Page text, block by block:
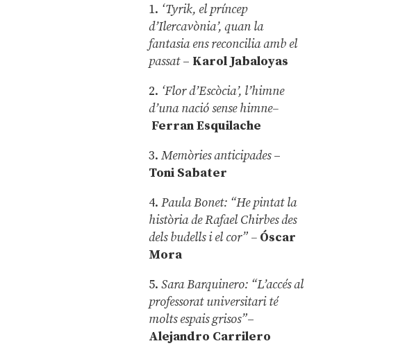
1. ‘Tyrik, el príncep
d’Ilercavònia’, quan la
fantasia ens reconcilia amb el
passat– Karol Jabaloyas
2. ‘Flor d’Escòcia’, l’himne
d’una nació sense himne–
Ferran Esquilache
3.Memòries anticipades–
Toni Sabater
4.Paula Bonet: “He pintat la
història de Rafael Chirbes des
dels budells i el cor” – Óscar
Mora
5.Sara Barquinero: “L’accés al
professorat universitari té
molts espais grisos”–
Alejandro Carrilero